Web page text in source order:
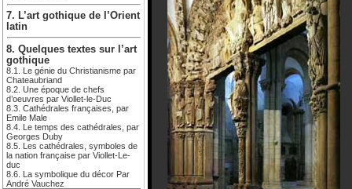
7. L’art gothique de l’Orient
latin
8. Quelques textes sur l’art
gothique
8.1. Le génie du Christianisme par
Chateaubriand
8.2. Une époque de chefs
d’oeuvres par Viollet-le-Duc
8.3. Cathédrales françaises, par
Emile Male
8.4. Le temps des cathédrales, par
Georges Duby
8.5. Les cathédrales, symboles de
la nation française par Viollet-Le-
duc
8.6. La symbolique du décor Par
André Vauchez